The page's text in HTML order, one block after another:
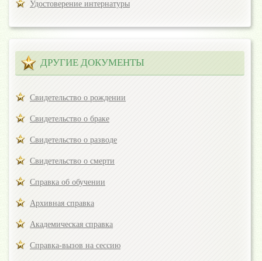
Удостоверение интернатуры
ДРУГИЕ ДОКУМЕНТЫ
Свидетельство о рождении
Свидетельство о браке
Свидетельство о разводе
Свидетельство о смерти
Справка об обучении
Архивная справка
Академическая справка
Справка-вызов на сессию